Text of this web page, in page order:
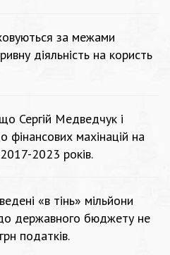
за межами
діяльність на користь
Сергій Медведчук і
фінансових махінацій на
2023 років.
«в тінь» мільйони
до державного бюджету не
податків.